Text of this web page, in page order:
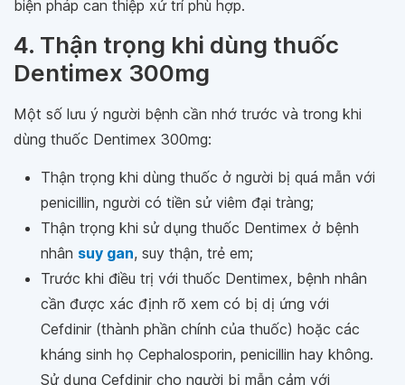
biện pháp can thiệp xử trí phù hợp.
4. Thận trọng khi dùng thuốc
Dentimex 300mg
Một số lưu ý người bệnh cần nhớ trước và trong khi
dùng thuốc Dentimex 300mg:
Thận trọng khi dùng thuốc ở người bị quá mẫn với
penicillin, người có tiền sử viêm đại tràng;
Thận trọng khi sử dụng thuốc Dentimex ở bệnh
nhân suy gan, suy thận, trẻ em;
Trước khi điều trị với thuốc Dentimex, bệnh nhân
cần được xác định rõ xem có bị dị ứng với
Cefdinir (thành phần chính của thuốc) hoặc các
kháng sinh họ Cephalosporin, penicillin hay không.
Sử dụng Cefdinir cho người bị mẫn cảm với